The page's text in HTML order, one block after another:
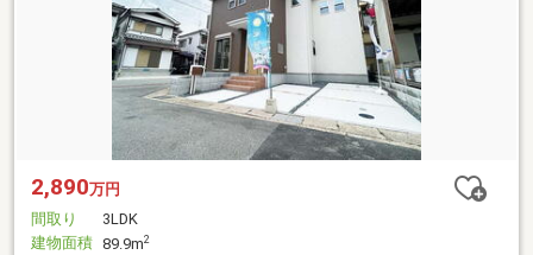
2,890万円
間取り
3LDK
建物面積 89.9m2